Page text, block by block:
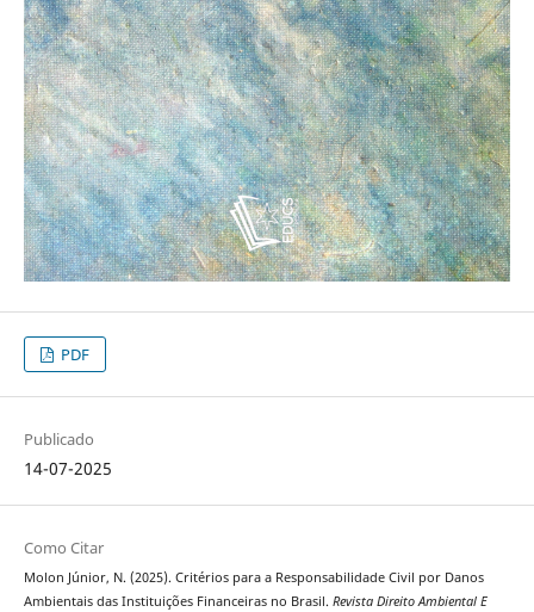
PDF
Publicado
14-07-2025
Como Citar
Molon Júnior, N. (2025). Critérios para a Responsabilidade Civil por Danos
Ambientais das Instituições Financeiras no Brasil. Revista Direito Ambiental E